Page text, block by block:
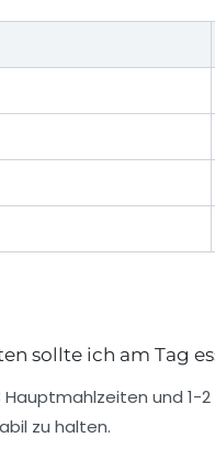
sollte ich am Tag
Hauptmahlzeiten und 1-
zu halten.